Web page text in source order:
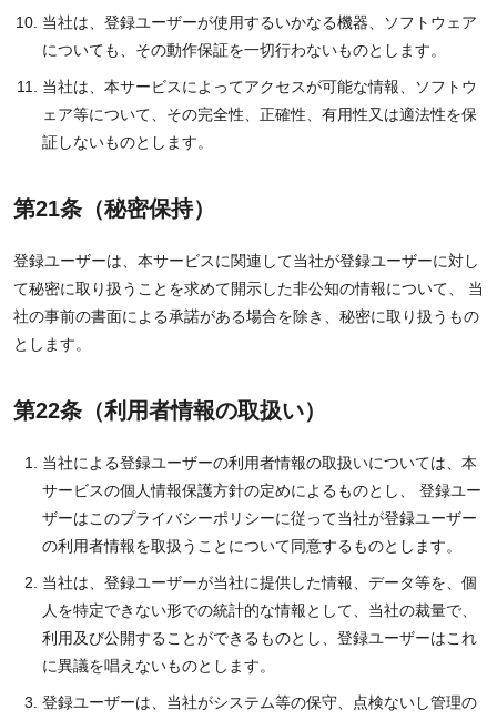
当社は、登録ユーザーが使用するいかなる機器、ソフトウェア
についても、その動作保証を一切行わないものとします。
当社は、本サービスによってアクセスが可能な情報、ソフトウ
ェア等について、その完全性、正確性、有用性又は適法性を保
証しないものとします。
第21条（秘密保持）
登録ユーザーは、本サービスに関連して当社が登録ユーザーに対し
て秘密に取り扱うことを求めて開示した非公知の情報について、 当
社の事前の書面による承諾がある場合を除き、秘密に取り扱うもの
とします。
第22条（利用者情報の取扱い）
当社による登録ユーザーの利用者情報の取扱いについては、本
サービスの個人情報保護方針の定めによるものとし、 登録ユー
ザーはこのプライバシーポリシーに従って当社が登録ユーザー
の利用者情報を取扱うことについて同意するものとします。
当社は、登録ユーザーが当社に提供した情報、データ等を、個
人を特定できない形での統計的な情報として、当社の裁量で、
利用及び公開することができるものとし、登録ユーザーはこれ
に異議を唱えないものとします。
登録ユーザーは、当社がシステム等の保守、点検ないし管理の